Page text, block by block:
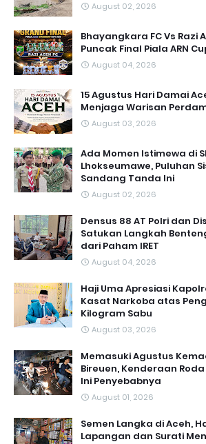
August 02, 2026
Bhayangkara FC Vs Razi
Puncak Final Piala ARN
August 04, 2026
15 Agustus Hari Damai
Menjaga Warisan
August 03, 2026
Ada Momen Istimewa di
Lhokseumawe, Puluhan
Sandang Tanda Ini
August 02, 2026
Densus 88 AT Polri dan
Satukan Langkah
dari Paham IRET
August 04, 2026
Haji Uma Apresiasi
Kasat Narkoba atas
Kilogram Sabu
August 03, 2026
Memasuki Agustus
Bireuen, Kenderaan
Ini Penyebabnya
August 01, 2026
Semen Langka di Aceh,
Lapangan dan Surati